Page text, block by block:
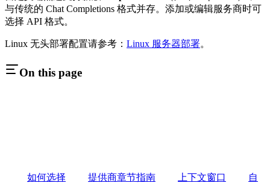
与传统的 Chat Completions 格式并存。添加或编辑服务商时可
选择 API 格式。
Linux 无头部署配置请参考： Linux 服务器部署。
On this page
如何选择 提供商章节指南 上下文窗口 自